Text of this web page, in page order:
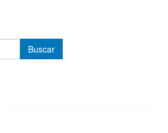
Type 2 or more characters for results.
Buscar